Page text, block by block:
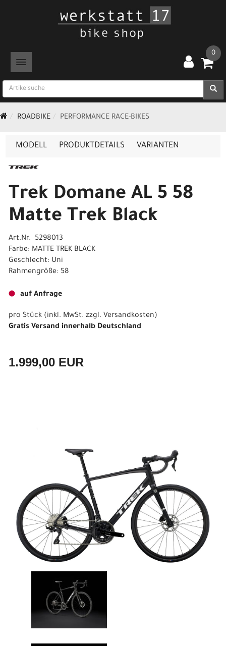
TOGGLE NAVIGATION
0
ROADBIKE PERFORMANCE RACE-BIKES
MODELL PRODUKTDETAILS VARIANTEN
Trek Domane AL 5 58
Matte Trek Black
Art.Nr. 5298013
Farbe: MATTE TREK BLACK
Geschlecht: Uni
Rahmengröße: 58
auf Anfrage
pro Stück (inkl. MwSt. zzgl. Versandkosten)
Gratis Versand innerhalb Deutschland
1.999,00 EUR